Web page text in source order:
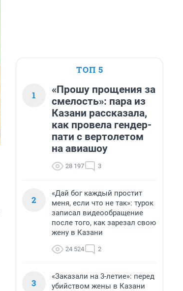
ТОП 5
1
«Прошу прощения за
смелость»: пара из
Казани рассказала,
как провела гендер-
пати с вертолетом
на авиашоу
28 197 3
2
«Дай бог каждый простит
меня, если что не так»: турок
записал видеообращение
после того, как зарезал свою
жену в Казани
24 524 2
3
«Заказали на 3-летие»: перед
убийством жены в Казани